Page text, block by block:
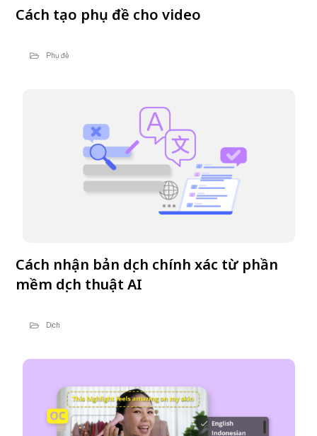
Cách tạo phụ đề cho video
Phụ đề
Cách nhận bản dịch chính xác từ phần
mềm dịch thuật AI
Dịch